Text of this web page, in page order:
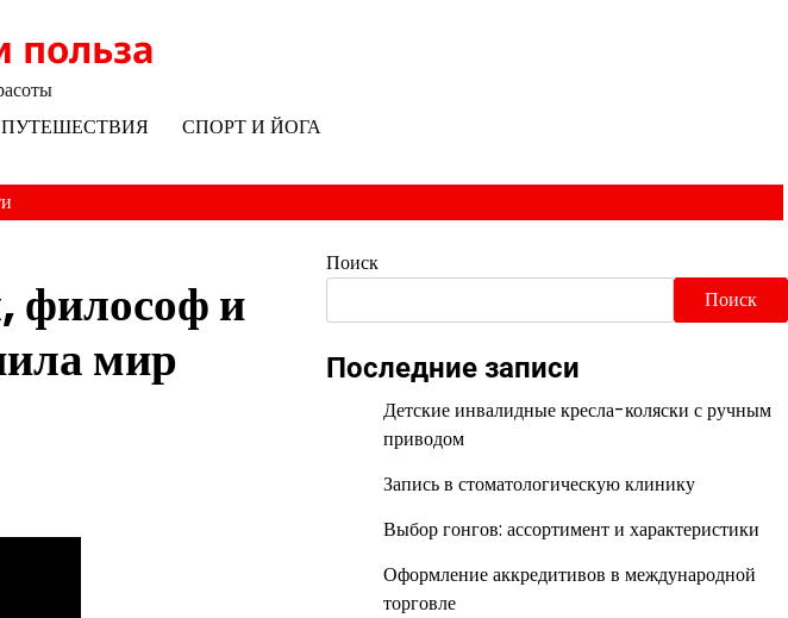
польза
ПУТЕШЕСТВИЯ СПОРТ И ЙОГА
философ и
мир
Поиск
Поиск
Последние записи
Детские инвалидные кресла-коляски с ручным
приводом
Запись в стоматологическую клинику
Выбор гонгов: ассортимент и характеристики
Оформление аккредитивов в международной
торговле